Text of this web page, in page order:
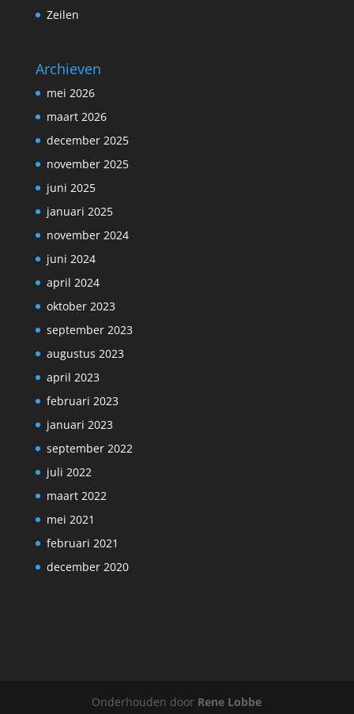
Zeilen
Archieven
mei 2026
maart 2026
december 2025
november 2025
juni 2025
januari 2025
november 2024
juni 2024
april 2024
oktober 2023
september 2023
augustus 2023
april 2023
februari 2023
januari 2023
september 2022
juli 2022
maart 2022
mei 2021
februari 2021
december 2020
Onderhouden door Rene Lobbe